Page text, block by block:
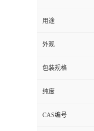
用途
外观
包装规格
纯度
CAS编号